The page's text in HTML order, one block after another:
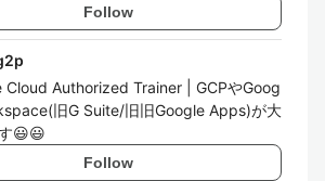
Follow
Cloud Authorized Trainer | GCPやGoog
旧G Suite/旧旧Google Apps)が大
😃😃
Follow